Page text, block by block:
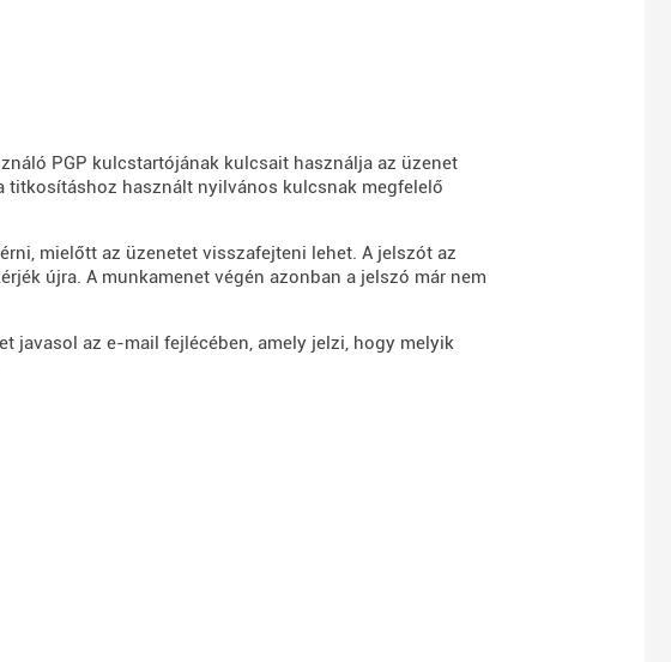
PGP kulcstartójának kulcsait használja az üzenet
titkosításhoz használt nyilvános kulcsnak megfelelő
mielőtt az üzenetet visszafejteni lehet. A jelszót az
újra. A munkamenet végén azonban a jelszó már nem
javasol az e-mail fejlécében, amely jelzi, hogy melyik